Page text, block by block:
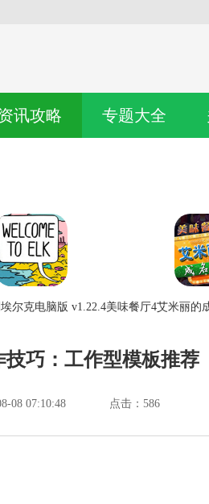
讯攻略 专题大全
尔克电脑版 v1.22.4美味餐厅4艾米丽的
巧：工作型模板推荐
08 07:10:48 点击： 586